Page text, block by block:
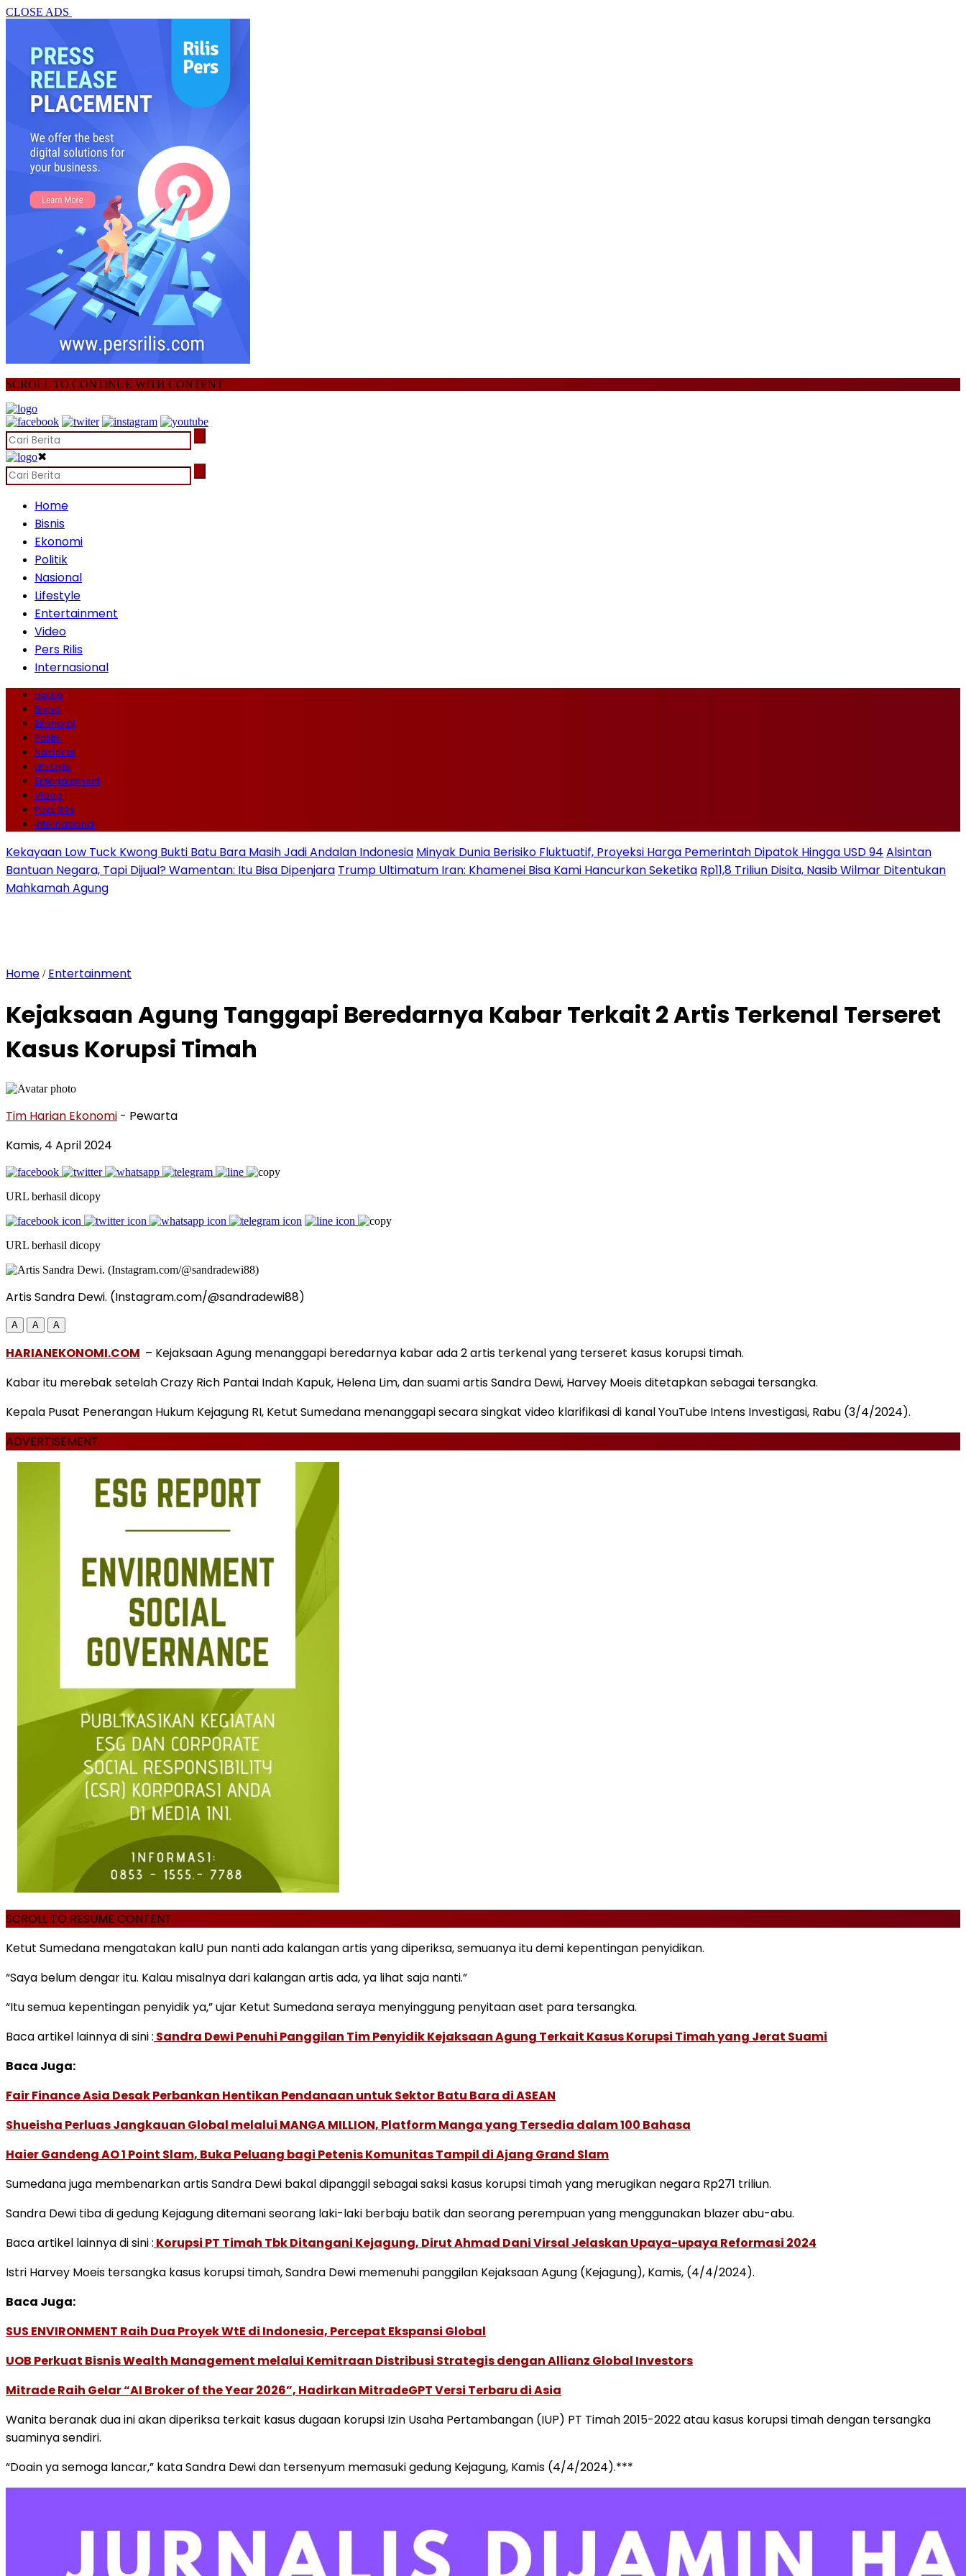
CLOSE ADS
SCROLL TO CONTINUE WITH CONTENT
✖
Home
Bisnis
Ekonomi
Politik
Nasional
Lifestyle
Entertainment
Video
Pers Rilis
Internasional
Home
Bisnis
Ekonomi
Politik
Nasional
Lifestyle
Entertainment
Video
Pers Rilis
Internasional
Kekayaan Low Tuck Kwong Bukti Batu Bara Masih Jadi Andalan Indonesia Minyak Dunia Berisiko Fluktuatif, Proyeksi Harga Pemerintah Dipatok Hingga USD 94 Alsintan
Bantuan Negara, Tapi Dijual? Wamentan: Itu Bisa Dipenjara Trump Ultimatum Iran: Khamenei Bisa Kami Hancurkan Seketika Rp11,8 Triliun Disita, Nasib Wilmar Ditentukan
Mahkamah Agung
Home / Entertainment
Kejaksaan Agung Tanggapi Beredarnya Kabar Terkait 2 Artis Terkenal Terseret
Kasus Korupsi Timah
Tim Harian Ekonomi - Pewarta
Kamis, 4 April 2024
URL berhasil dicopy
URL berhasil dicopy
Artis Sandra Dewi. (Instagram.com/@sandradewi88)
A A A
HARIANEKONOMI.COM – Kejaksaan Agung menanggapi beredarnya kabar ada 2 artis terkenal yang terseret kasus korupsi timah.
Kabar itu merebak setelah Crazy Rich Pantai Indah Kapuk, Helena Lim, dan suami artis Sandra Dewi, Harvey Moeis ditetapkan sebagai tersangka.
Kepala Pusat Penerangan Hukum Kejagung RI, Ketut Sumedana menanggapi secara singkat video klarifikasi di kanal YouTube Intens Investigasi, Rabu (3/4/2024).
ADVERTISEMENT
SCROLL TO RESUME CONTENT
Ketut Sumedana mengatakan kalU pun nanti ada kalangan artis yang diperiksa, semuanya itu demi kepentingan penyidikan.
“Saya belum dengar itu. Kalau misalnya dari kalangan artis ada, ya lihat saja nanti.”
“Itu semua kepentingan penyidik ya,” ujar Ketut Sumedana seraya menyinggung penyitaan aset para tersangka.
Baca artikel lainnya di sini : Sandra Dewi Penuhi Panggilan Tim Penyidik Kejaksaan Agung Terkait Kasus Korupsi Timah yang Jerat Suami
Baca Juga:
Fair Finance Asia Desak Perbankan Hentikan Pendanaan untuk Sektor Batu Bara di ASEAN
Shueisha Perluas Jangkauan Global melalui MANGA MILLION, Platform Manga yang Tersedia dalam 100 Bahasa
Haier Gandeng AO 1 Point Slam, Buka Peluang bagi Petenis Komunitas Tampil di Ajang Grand Slam
Sumedana juga membenarkan artis Sandra Dewi bakal dipanggil sebagai saksi kasus korupsi timah yang merugikan negara Rp271 triliun.
Sandra Dewi tiba di gedung Kejagung ditemani seorang laki-laki berbaju batik dan seorang perempuan yang menggunakan blazer abu-abu.
Baca artikel lainnya di sini : Korupsi PT Timah Tbk Ditangani Kejagung, Dirut Ahmad Dani Virsal Jelaskan Upaya-upaya Reformasi 2024
Istri Harvey Moeis tersangka kasus korupsi timah, Sandra Dewi memenuhi panggilan Kejaksaan Agung (Kejagung), Kamis, (4/4/2024).
Baca Juga:
SUS ENVIRONMENT Raih Dua Proyek WtE di Indonesia, Percepat Ekspansi Global
UOB Perkuat Bisnis Wealth Management melalui Kemitraan Distribusi Strategis dengan Allianz Global Investors
Mitrade Raih Gelar “AI Broker of the Year 2026”, Hadirkan MitradeGPT Versi Terbaru di Asia
Wanita beranak dua ini akan diperiksa terkait kasus dugaan korupsi Izin Usaha Pertambangan (IUP) PT Timah 2015-2022 atau kasus korupsi timah dengan tersangka
suaminya sendiri.
“Doain ya semoga lancar,” kata Sandra Dewi dan tersenyum memasuki gedung Kejagung, Kamis (4/4/2024).***